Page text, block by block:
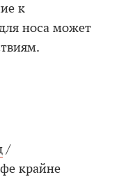
к
носа может
/
крайне